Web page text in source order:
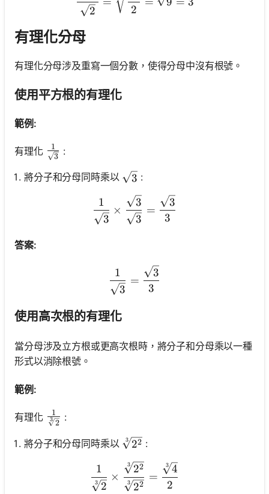
2
2
有理化分母
有理化分母涉及重寫一個分數，使得分母中沒有根號。
使用平方根的有理化
範例:
有理化 \frac{1}{\sqrt{3}}
3
1 :
將分子和分母同時乘以 \sqrt{3}
3 :
\frac{1}{\sqrt{3}}
3
1
×
3
3
=
3
3
答案:
3
1
=
3
3
使用高次根的有理化
當分母涉及立方根或更高次根時，將分子和分母乘以一種
形式以消除根號。
範例:
有理化 \frac{1}{\sqrt[3]{2}}
3 2
1 :
將分子和分母同時乘以 \sqrt[3]{2^2}
3 22 :
\frac{1}{\sqrt[3]{2}}
3 2
1
× 3 22
3 22
=
2
3 4